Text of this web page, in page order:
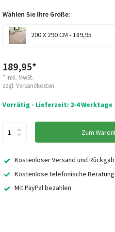
Wählen Sie Ihre Größe:
200 X 290 CM - 189,95
189,95*
* Inkl. MwSt.
zzgl. Versandkosten
Vorrätig - Lieferzeit: 2-4 Werktage
Zum
Kostenloser Versand und
Kostenlose telefonische Beratung
Mit PayPal bezahlen